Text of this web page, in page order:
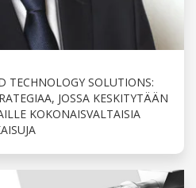
TECHNOLOGY SOLUTIONS:
JOSSA KESKITYTÄÄN
KOKONAISVALTAISIA